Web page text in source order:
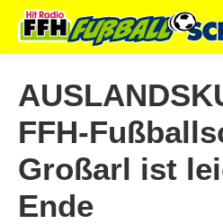
FFH-
Großarl ist
Ende